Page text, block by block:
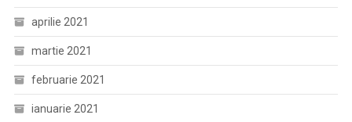
aprilie 2021
martie 2021
februarie 2021
ianuarie 2021